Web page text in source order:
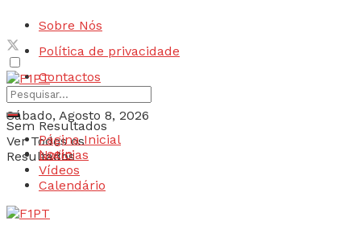
Sobre Nós
Política de privacidade
Contactos
Sábado, Agosto 8, 2026
Login
Sem Resultados
Ver Todos os
Resultados
Página Inicial
Notícias
Vídeos
Calendário